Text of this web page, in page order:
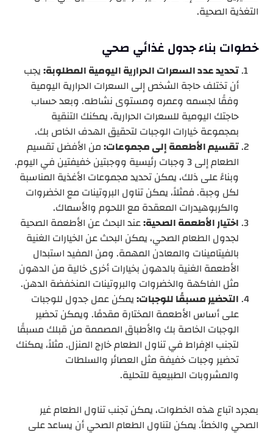
التغذية الصحية.
خطوات بناء جدول غذائي صحي
تحديد عدد السعرات الحرارية اليومية المطلوبة:يجب
أن تختلف حاجة الشخص إلى السعرات الحرارية اليومية
وفقًا لجسمه وعمره ومستوى نشاطه. وبعد حساب
حاجتك اليومية للسعرات الحرارية، يمكنك التنقية
بمجموعة خيارات الوجبات لتحقيق الهدف الخاص بك.
تقسيم الأطعمة إلى مجموعات:من الأفضل تقسيم
الطعام إلى 3 وجبات رئيسية ووجبتين خفيفتين في اليوم.
وبناءً على ذلك، يمكن تحديد مجموعات الأغذية المناسبة
لكل وجبة. فمثلاً، يمكن تناول البروتينات مع الخضروات
والكربوهيدرات المعقدة مع اللحوم والأسماك.
اختيار الأطعمة الصحية:عند البحث عن الأطعمة الصحية
لجدول الطعام الصحي، يمكن البحث عن الخيارات الغنية
بالفيتامينات والمعادن المهمة. ومن المفيد استبدال
الأطعمة الغنية بالدهون بخيارات أخرى خالية من الدهون
مثل الفاكهة والخضروات والبروتينات المنخفضة الدهن.
التحضير مسبقًا للوجبات:يمكن عمل جدول للوجبات
على أساس الأطعمة المختارة مقدمًا. ويمكن تحضير
الوجبات الخاصة بك والأطباق المصممة من قبلك مسبقًا
لتجنب الإفراط في تناول الطعام خارج المنزل. مثلاً، يمكنك
تحضير وجبات خفيفة مثل العصائر والسلطات
والمشروبات الطبيعية للتحلية.
بمجرد اتباع هذه الخطوات، يمكن تجنب تناول الطعام غير
الصحي والخطأ. يمكن لتناول الطعام الصحي أن يساعد على